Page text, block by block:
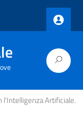
l'Intelligenza Artificiale.